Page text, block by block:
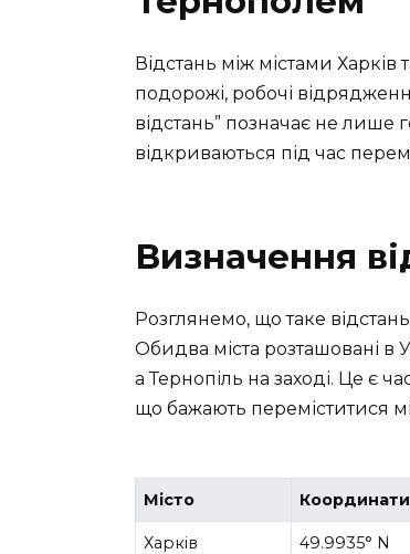
Відстань між містами
подорожі, робочі
відстань” позначає не лише
відкриваються під час
Визначення
Розглянемо, що таке
Обидва міста розташовані в
а Тернопіль на заході. Це є
що бажають переміститися
Місто
Харків 49.9935° N